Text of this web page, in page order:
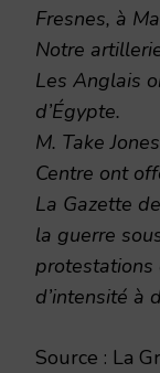
Fresnes, à
Notre
Les Anglais
d’Égypte.
M. Take
Centre ont
La Gazette
la guerre
protestations
d’intensité à
Source : La